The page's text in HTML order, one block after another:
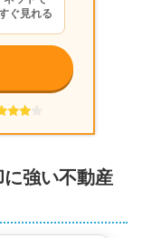
ぐ見れる
強い不動産